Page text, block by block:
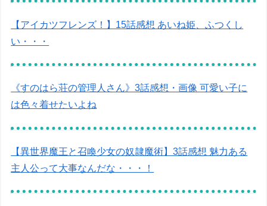
【アイカツフレンズ！】15話感想 あいね姫、ふつくし
い・・・
《すのはら荘の管理人さん》3話感想・画像 可愛い子に
は色々着せたいよね
【異世界魔王と召喚少女の奴隷魔術】3話感想 魅力ある
主人公って大事なんだな・・・！